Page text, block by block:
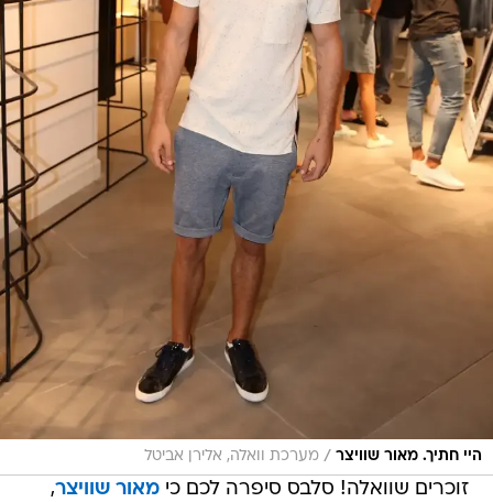
היי חתיך. מאור שוויצר / מערכת וואלה, אלירן אביטל
זוכרים שוואלה! סלבס סיפרה לכם כימאור שוויצר,